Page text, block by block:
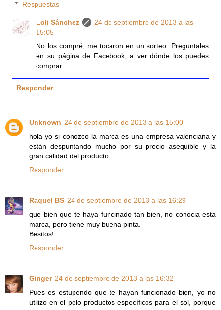
Respuestas
Loli Sánchez
24 de septiembre de 2013 a las
15:05
No los compré, me tocaron en un sorteo. Preguntales
en su página de Facebook, a ver dónde los puedes
comprar.
Responder
Unknown 24 de septiembre de 2013 a las 15:00
hola yo si conozco la marca es una empresa valenciana y
están despuntando mucho por su precio asequible y la
gran calidad del producto
Responder
Raquel BS 24 de septiembre de 2013 a las 16:29
que bien que te haya funcinado tan bien, no conocia esta
marca, pero tiene muy buena pinta.
Besitos!
Responder
Ginger 24 de septiembre de 2013 a las 16:32
Pues es estupendo que te hayan funcionado bien, yo no
utilizo en el pelo productos específicos para el sol, porque